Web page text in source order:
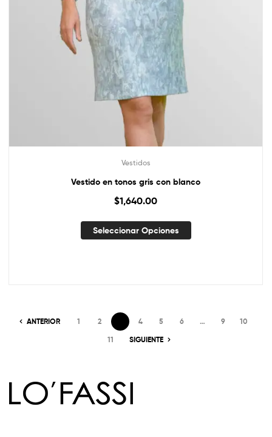
Vestidos
Vestido en tonos gris con blanco
$1,640.00
Seleccionar Opciones
ANTERIOR 1 2 4 5 6 … 9
10
11
SIGUIENTE